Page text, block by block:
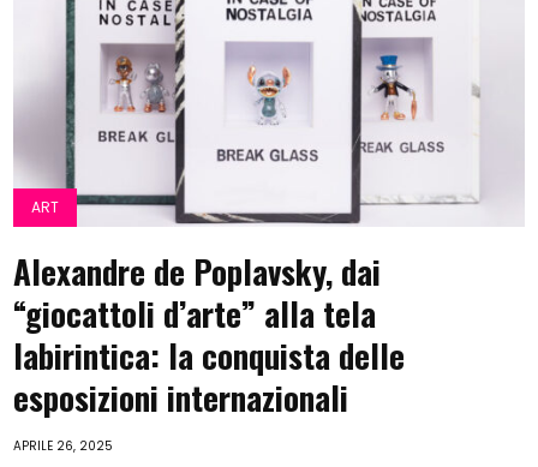
ART
Alexandre de Poplavsky, dai
“giocattoli d’arte” alla tela
labirintica: la conquista delle
esposizioni internazionali
APRILE 26, 2025